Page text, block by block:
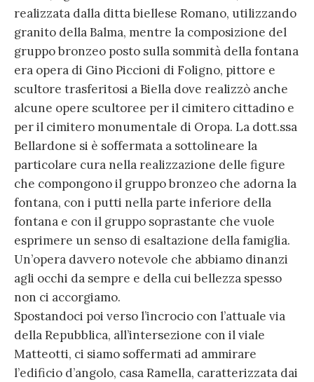
realizzata dalla ditta biellese Romano, utilizzando
granito della Balma, mentre la composizione del
gruppo bronzeo posto sulla sommità della fontana
era opera di Gino Piccioni di Foligno, pittore e
scultore trasferitosi a Biella dove realizzò anche
alcune opere scultoree per il cimitero cittadino e
per il cimitero monumentale di Oropa. La dott.ssa
Bellardone si è soffermata a sottolineare la
particolare cura nella realizzazione delle figure
che compongono il gruppo bronzeo che adorna la
fontana, con i putti nella parte inferiore della
fontana e con il gruppo soprastante che vuole
esprimere un senso di esaltazione della famiglia.
Un’opera davvero notevole che abbiamo dinanzi
agli occhi da sempre e della cui bellezza spesso
non ci accorgiamo.
Spostandoci poi verso l’incrocio con l’attuale via
della Repubblica, all’intersezione con il viale
Matteotti, ci siamo soffermati ad ammirare
l’edificio d’angolo, casa Ramella, caratterizzata dai